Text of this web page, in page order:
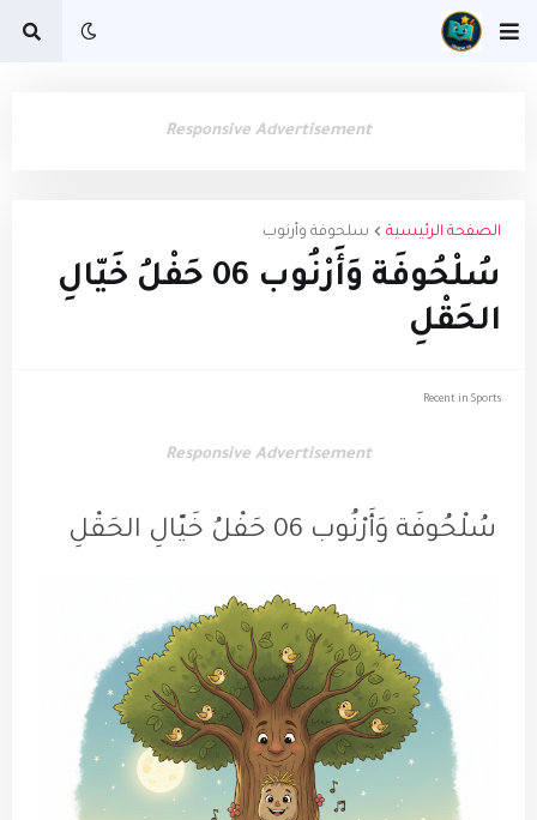
Responsive Advertisement
الصفحة الرئيسية سلحوفة وأرنوب
سُلْحُوفَة وَأَرْنُوب 06 حَفْلُ خَيّالِ
الحَقْلِ
Recent in Sports
Responsive Advertisement
سُلْحُوفَة وَأَرْنُوب 06 حَفْلُ خَيّالِ الحَقْلِ